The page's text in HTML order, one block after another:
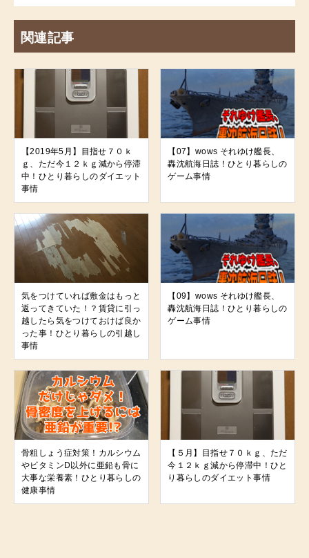
関連記事
【2019年5月】目指せ７０ｋ
ｇ、ただ今１２ｋｇ減から停滞
中！ひとり暮らしのダイエット
事情
【07】wows それゆけ艦長、
轟沈航海日誌！ひとり暮らしの
ゲーム事情
気をつけていれば敷金はもっと
返ってきていた！？賃貸に引っ
越したら気をつけておけば良か
った事！ひとり暮らしの引越し
事情
【09】wows それゆけ艦長、
轟沈航海日誌！ひとり暮らしの
ゲーム事情
骨粗しょう症対策！カルシウム
やビタミンD以外に亜鉛も骨に
大事な栄養素！ひとり暮らしの
健康事情
【５月】目指せ７０ｋｇ、ただ
今１２ｋｇ減から停滞中！ひと
り暮らしのダイエット事情